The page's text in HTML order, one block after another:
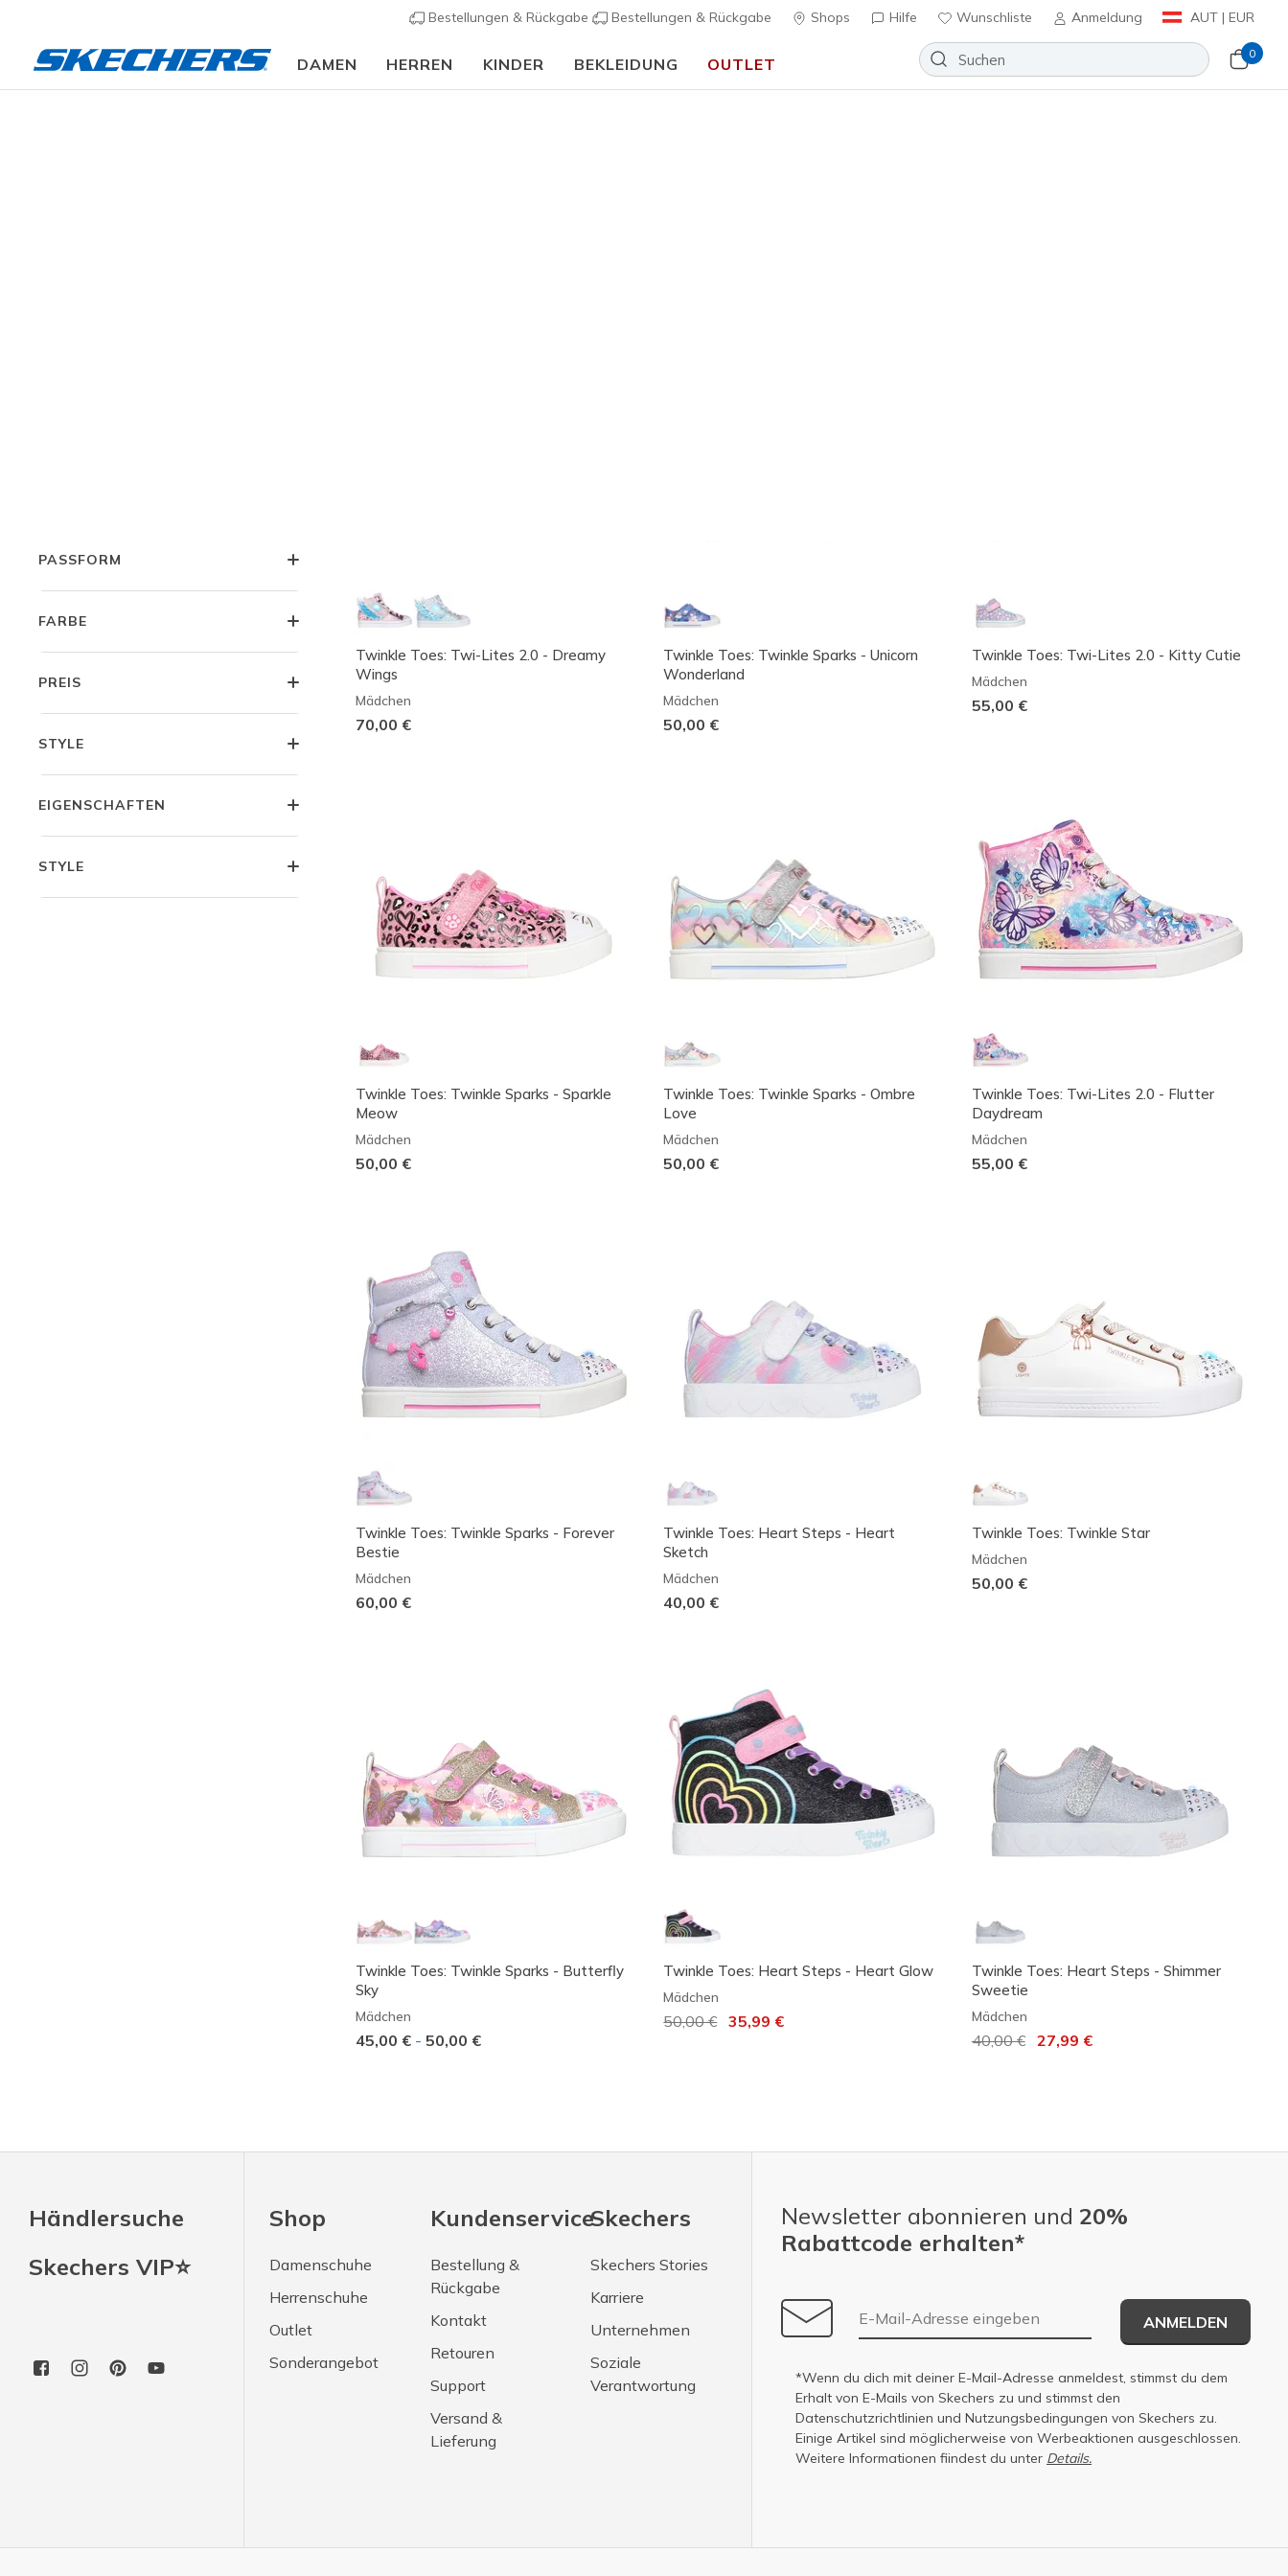
Bestellungen & Rückgabe Bestellungen & Rückgabe Shops Hilfe Wunschliste Anmeldung AUT | EUR
DAMEN HERREN KINDER BEKLEIDUNG OUTLET
0
PASSFORM
FARBE
PREIS
STYLE
EIGENSCHAFTEN
STYLE
Twinkle Toes: Twi-Lites 2.0 - Dreamy
Wings
Mädchen
70,00 €
Twinkle Toes: Twinkle Sparks - Unicorn
Wonderland
Mädchen
50,00 €
Twinkle Toes: Twi-Lites 2.0 - Kitty Cutie
Mädchen
55,00 €
Twinkle Toes: Twinkle Sparks - Sparkle
Meow
Mädchen
50,00 €
Twinkle Toes: Twinkle Sparks - Ombre
Love
Mädchen
50,00 €
Twinkle Toes: Twi-Lites 2.0 - Flutter
Daydream
Mädchen
55,00 €
Twinkle Toes: Twinkle Sparks - Forever
Bestie
Mädchen
60,00 €
Twinkle Toes: Heart Steps - Heart
Sketch
Mädchen
40,00 €
Twinkle Toes: Twinkle Star
Mädchen
50,00 €
Twinkle Toes: Twinkle Sparks - Butterfly
Sky
Mädchen
45,00 € - 50,00 €
Twinkle Toes: Heart Steps - Heart Glow
Mädchen
Reduziert von
50,00 €auf35,99 €
Twinkle Toes: Heart Steps - Shimmer
Sweetie
Mädchen
Reduziert von
40,00 €auf27,99 €
Händlersuche
Skechers VIP⭐
Shop
Damenschuhe
Herrenschuhe
Outlet
Sonderangebot
Kundenservice
Bestellung &
Rückgabe
Kontakt
Retouren
Support
Versand &
Lieferung
Skechers
Skechers Stories
Karriere
Unternehmen
Soziale
Verantwortung
Newsletter abonnieren und 20%
Rabattcode erhalten*
E-Mail-Adresse
ANMELDEN
*Wenn du dich mit deiner E-Mail-Adresse anmeldest, stimmst du dem
Erhalt von E-Mails von Skechers zu und stimmst den
Datenschutzrichtlinien und Nutzungsbedingungen von Skechers zu.
Einige Artikel sind möglicherweise von Werbeaktionen ausgeschlossen.
Weitere Informationen fiindest du unter Details.